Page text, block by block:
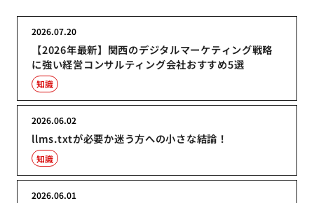
【2026年最新】関西のデジタルマーケティング戦略
に強い経営コンサルティング会社おすすめ5選
2026.07.20
知識
llms.txtが必要か迷う方への小さな結論！
2026.06.02
知識
2026.06.01